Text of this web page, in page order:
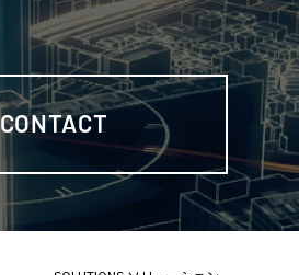
CONTACT